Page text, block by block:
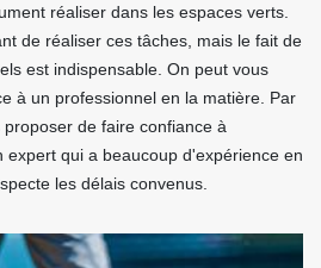
réaliser dans les espaces verts.
de réaliser ces tâches, mais le fait de
est indispensable. On peut vous
à un professionnel en la matière. Par
de faire confiance à
expert qui a beaucoup d'expérience en
les délais convenus.